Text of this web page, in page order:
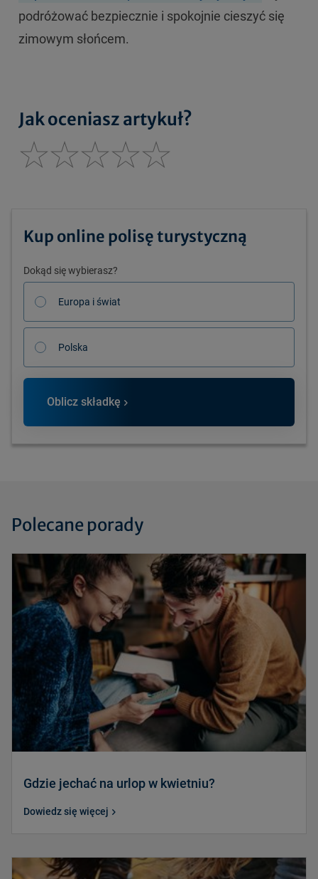
podróżować bezpiecznie i spokojnie cieszyć się
zimowym słońcem.
Jak oceniasz artykuł?
Kup online polisę turystyczną
Dokąd się wybierasz?
Europa i świat
Polska
Oblicz składkę
Polecane porady
Gdzie jechać na urlop w kwietniu?
Dowiedz się więcej